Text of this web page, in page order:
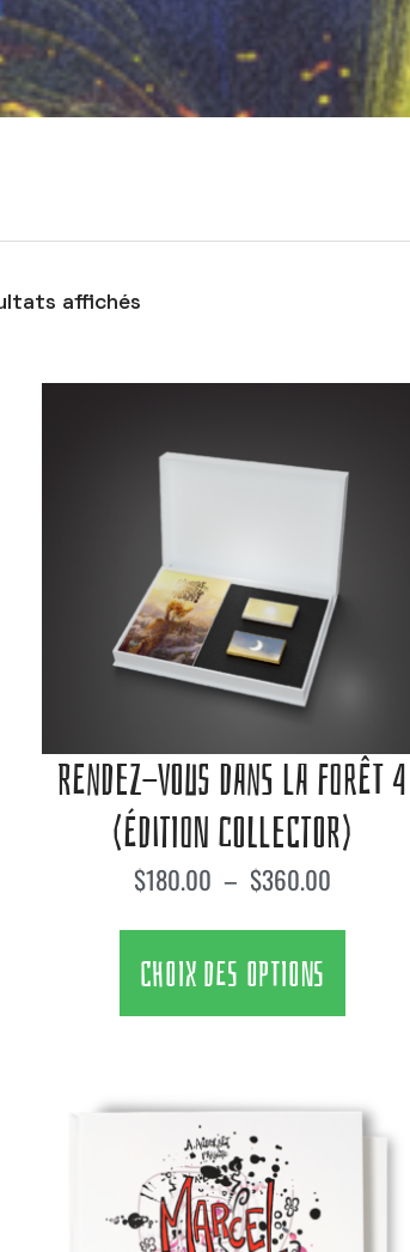
affichés
RENDEZ-VOUS DANS LA FORÊT 4
(ÉDITION COLLECTOR)
$180.00 – $360.00
CHOIX DES OPTIONS